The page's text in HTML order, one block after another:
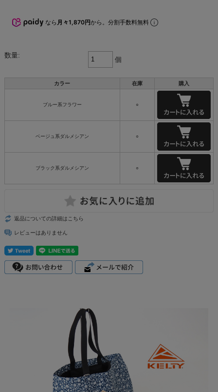
なら 月々1,870円から。分割手数料無料
数量:
個
カラー 在庫 購入
ブルー系フラワー ○
ベージュ系ダルメシアン ○
ブラック系ダルメシアン ○
返品についての詳細はこちら
レビューはありません